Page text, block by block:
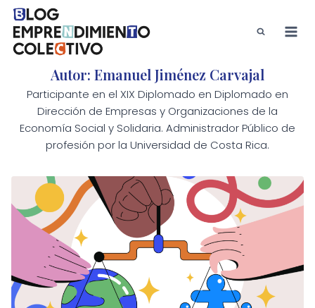
Saltar
contenido
Autor: Emanuel Jiménez Carvajal
Participante en el XIX Diplomado en Diplomado en
Dirección de Empresas y Organizaciones de la
Economía Social y Solidaria. Administrador Público de
profesión por la Universidad de Costa Rica.